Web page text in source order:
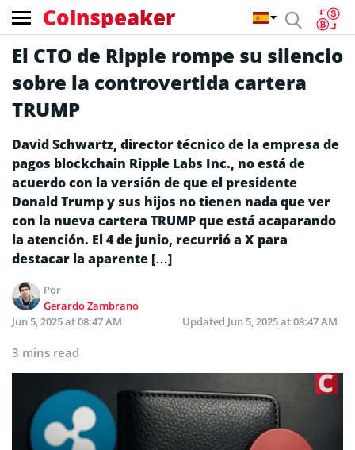
Coinspeaker
El CTO de Ripple rompe su silencio
sobre la controvertida cartera
TRUMP
David Schwartz, director técnico de la empresa de
pagos blockchain Ripple Labs Inc., no está de
acuerdo con la versión de que el presidente
Donald Trump y sus hijos no tienen nada que ver
con la nueva cartera TRUMP que está acaparando
la atención. El 4 de junio, recurrió a X para
destacar la aparente […]
Por
Gerardo Zambrano
Jun 5, 2025 at 08:47 AM
Updated Jun 5, 2025 at 08:47 AM
3 mins read